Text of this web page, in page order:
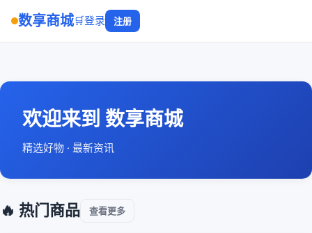
数享商城🛒登录 注册
欢迎来到 数享商城
精选好物 · 最新资讯
🔥 热门商品 查看更多